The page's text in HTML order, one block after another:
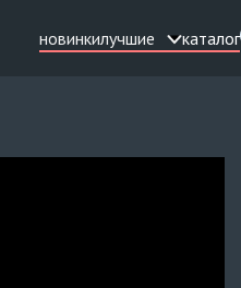
новинкилучшие каталог